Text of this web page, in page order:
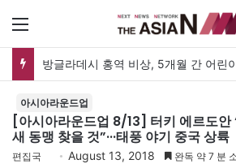
아시아라운드업
[아시아라운드업 8/13] 터키 에르도안
새 동맹 찾을 것”···태풍 야기 중국 상륙
편집국 August 13, 2018 완독 약 7 분